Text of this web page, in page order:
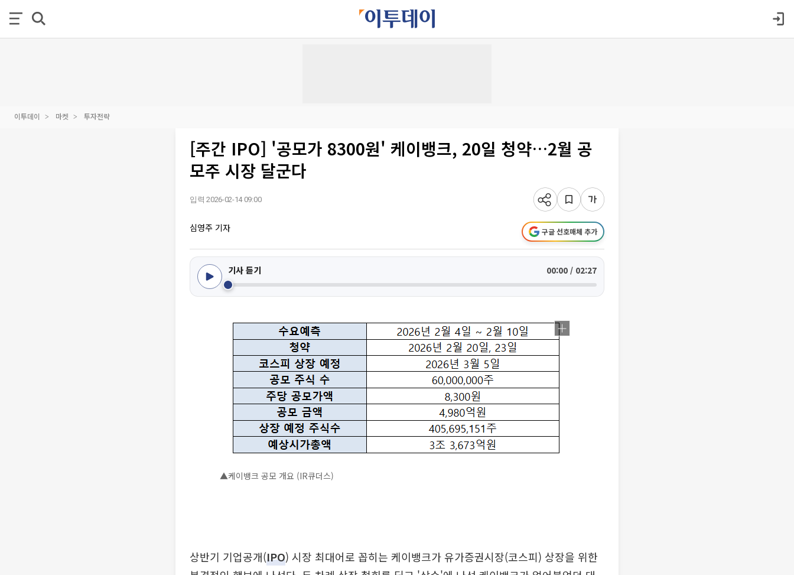
이투데이 마켓 투자전략
[주간 IPO] '공모가 8300원' 케이뱅크, 20일 청약…2월 공
모주 시장 달군다
입력 2026-02-14 09:00
심영주 기자 구글 선호매체 추가
기사 듣기 00:00 / 02:27
▲케이뱅크 공모 개요 (IR큐더스)
상반기 기업공개(IPO) 시장 최대어로 꼽히는 케이뱅크가 유가증권시장(코스피) 상장을 위한